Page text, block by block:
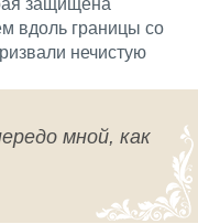
вдоль границы со
нечистую
мной, как